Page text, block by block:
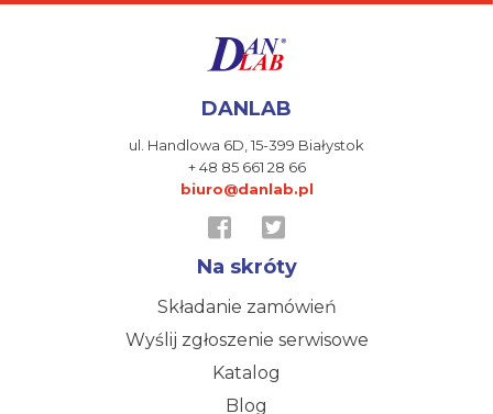
DANLAB
ul. Handlowa 6D,15-399 Białystok
+ 48 85 661 28 66
biuro@danlab.pl
Na skróty
Składanie zamówień
Wyślij zgłoszenie serwisowe
Katalog
Blog